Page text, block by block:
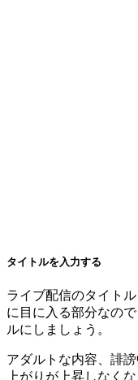
タイトルを入力する
ライブ配信のタイト
に目に入る部分なの
ルにしましょう。
アダルトな内容、誹
上がりが上昇しなく